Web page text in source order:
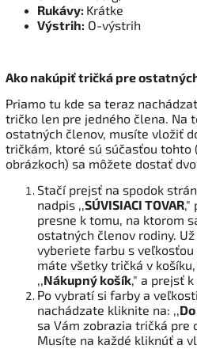
Rukávy: Krátke
Výstrih: O-výstrih
Ako nakúpiť tričká pre
Priamo tu kde sa teraz
tričko len pre jedného člena. Na
ostatných členov, musíte vložiť
tričkám, ktoré sú súčasťou tohto
obrázkoch) sa môžete dostať
Stačí prejsť na spodok
nadpis ,,SÚVISIACI TOVAR,"
presne k tomu, na ktorom
ostatných členov rodiny.
vyberiete farbu s
máte všetky tričká v
,,Nákupný košík," a prejsť
Po vybratí si farby a
nachádzate kliknite na: ,,
sa Vám zobrazia tričká pre
Musíte na každé kliknúť a